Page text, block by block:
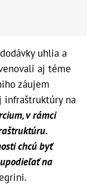
uhlia a
aj téme
záujem
infraštruktúry na
v rámci
chcú byť
na